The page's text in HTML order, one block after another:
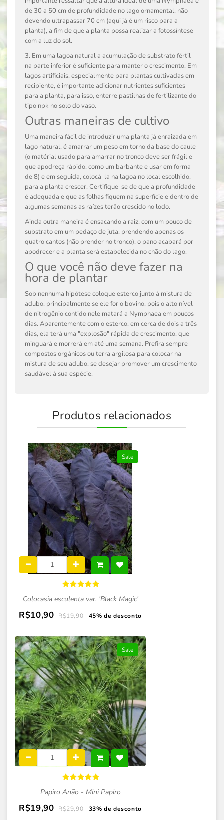
de 30 a 50 cm de profundidade no lago ornamental, não
devendo ultrapassar 70 cm (aqui já é um risco para a
planta), a fim de que a planta possa realizar a fotossíntese
com a luz do sol.
3. Em uma lagoa natural a acumulação de substrato fértil
na parte inferior é suficiente para manter o crescimento. Em
lagos artificiais, especialmente para plantas cultivadas em
recipiente, é importante adicionar nutrientes suficientes
para a planta, para isso, enterre pastilhas de fertilizante do
tipo npk no solo do vaso.
Outras maneiras de cultivo
Uma maneira fácil de introduzir uma planta já enraizada em
lago natural, é amarrar um peso em torno da base do caule
(o matérial usado para amarrar no tronco deve ser frágil e
que apodreça rápido, como um barbante e usar em forma
de 8) e em seguida, colocá-la na lagoa no local escolhido,
para a planta crescer. Certifique-se de que a profundidade
é adequada e que as folhas fiquem na superfície e dentro de
algumas semanas as raízes terão crescido no lodo.
Ainda outra maneira é ensacando a raiz, com um pouco de
substrato em um pedaço de juta, prendendo apenas os
quatro cantos (não prender no tronco), o pano acabará por
apodrecer e a planta será estabelecida no chão do lago.
O que você não deve fazer na
hora de plantar
Sob nenhuma hipótese coloque esterco junto à mistura de
adubo, principalmente se ele for o bovino, pois o alto nível
de nitrogênio contido nele matará a Nymphaea em poucos
dias. Aparentemente com o esterco, em cerca de dois a três
dias, ela terá uma "explosão" rápida de crescimento, que
minguará e morrerá em até uma semana. Prefira sempre
compostos orgânicos ou terra argilosa para colocar na
mistura de seu adubo, se desejar promover um crescimento
saudável à sua espécie.
Produtos relacionados
Sale
Colocasia esculenta var. 'Black Magic'
R$10,90 R$19,90 45% de desconto
Sale
Papiro Anão - Mini Papiro
R$19,90 R$29,90 33% de desconto